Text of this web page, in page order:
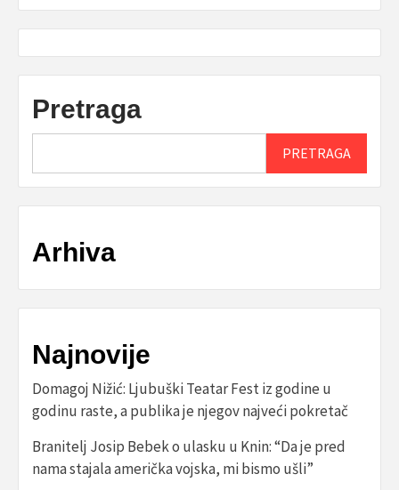
Pretraga
PRETRAGA
Arhiva
Najnovije
Domagoj Nižić: Ljubuški Teatar Fest iz godine u
godinu raste, a publika je njegov najveći pokretač
Branitelj Josip Bebek o ulasku u Knin: “Da je pred
nama stajala američka vojska, mi bismo ušli”